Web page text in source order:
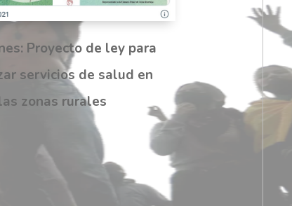
Proyecto de ley para
servicios de salud en
zonas rurales